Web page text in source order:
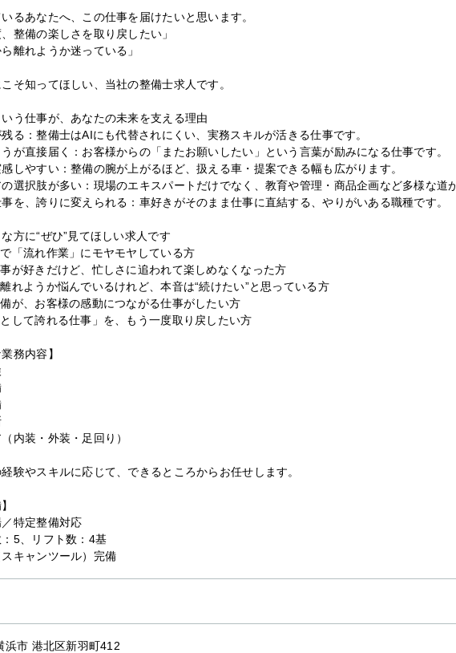
るあなたへ、この仕事を届けたいと思います。
、整備の楽しさを取り戻したい」
ら離れようか迷っている」
そ知ってほしい、当社の整備士求人です。
う仕事が、あなたの未来を支える理由
る：整備士はAIにも代替されにくい、実務スキルが活きる仕事です。
が直接届く：お客様からの「またお願いしたい」という言葉が励みになる仕事です。
しやすい：整備の腕が上がるほど、扱える車・提案できる幅も広がります。
選択肢が多い：現場のエキスパートだけでなく、教育や管理・商品企画など多様な道
を、誇りに変えられる：車好きがそのまま仕事に直結する、やりがいある職種です。
方に“ぜひ”見てほしい求人です
「流れ作業」にモヤモヤしている方
が好きだけど、忙しさに追われて楽しめなくなった方
れようか悩んでいるけれど、本音は“続けたい”と思っている方
が、お客様の感動につながる仕事がしたい方
して誇れる仕事」を、もう一度取り戻したい方
務内容】
内装・外装・足回り）
験やスキルに応じて、できるところからお任せします。
特定整備対応
5、リフト数：4基
キャンツール）完備
浜市 港北区新羽町412